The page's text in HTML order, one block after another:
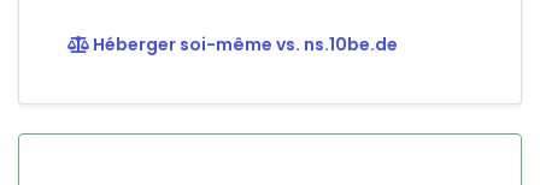
Héberger soi-même vs. ns.10be.de